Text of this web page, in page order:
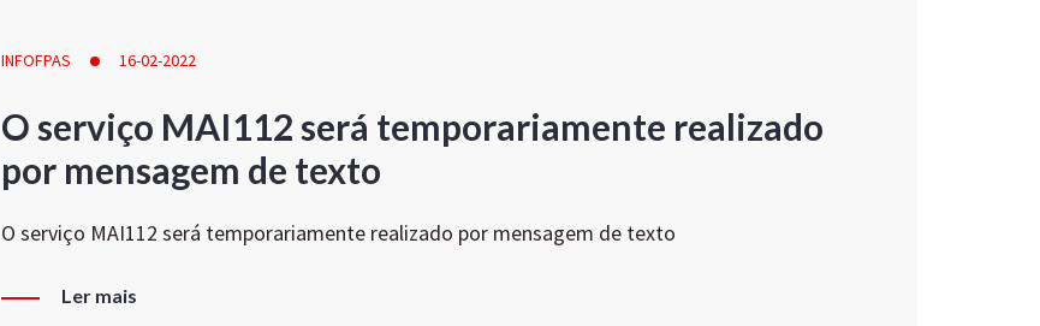
INFOFPAS 16-02-2022
O serviço MAI112 será temporariamente realizado
por mensagem de texto
O serviço MAI112 será temporariamente realizado por mensagem de texto
Ler mais